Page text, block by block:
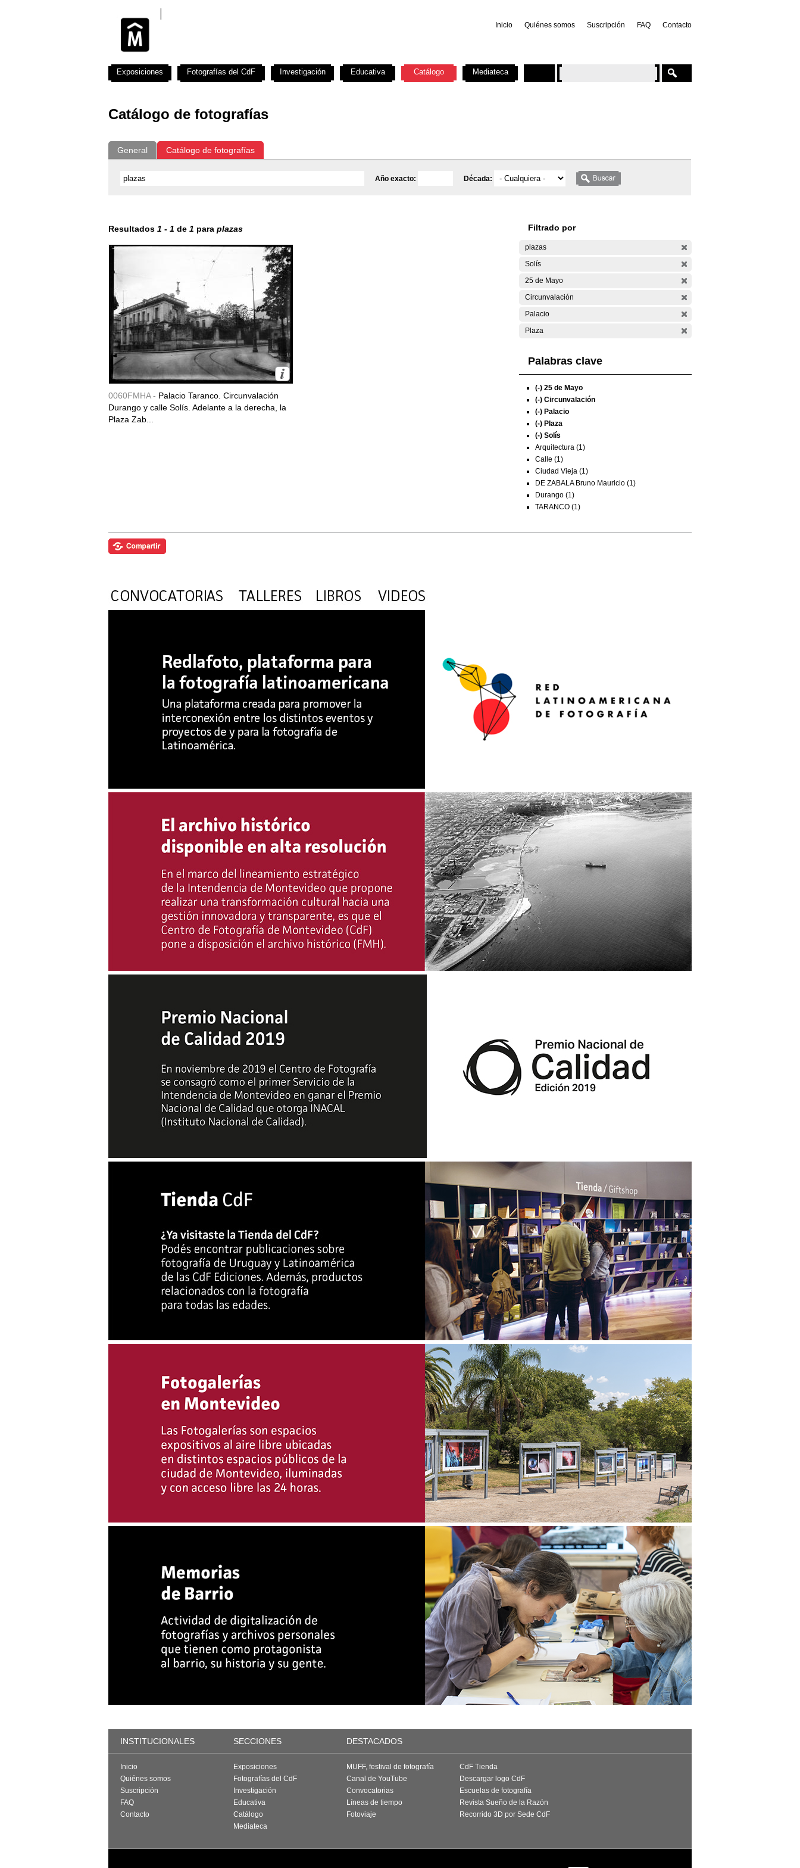
Inicio Quiénes somos Suscripción FAQ Contacto
Catálogo de fotografías
General Catálogo de fotografías
Año exacto: Década:
Resultados 1 - 1 de 1 para plazas
0060FMHA - Palacio Taranco. Circunvalación
Durango y calle Solís. Adelante a la derecha, la
Plaza Zab...
Filtrado por
plazas
Solís
25 de Mayo
Circunvalación
Palacio
Plaza
Palabras clave
(-) 25 de Mayo
(-) Circunvalación
(-) Palacio
(-) Plaza
(-) Solís
Arquitectura (1)
Calle (1)
Ciudad Vieja (1)
DE ZABALA Bruno Mauricio (1)
Durango (1)
TARANCO (1)
Exposiciones Fotografías del CdF Investigación Educativa Catálogo Mediateca
INSTITUCIONALES SECCIONES DESTACADOS
Inicio
Quiénes somos
Suscripción
FAQ
Contacto
Exposiciones
Fotografías del CdF
Investigación
Educativa
Catálogo
Mediateca
MUFF, festival de fotografía
Canal de YouTube
Convocatorias
Líneas de tiempo
Fotoviaje
CdF Tienda
Descargar logo CdF
Escuelas de fotografía
Revista Sueño de la Razón
Recorrido 3D por Sede CdF